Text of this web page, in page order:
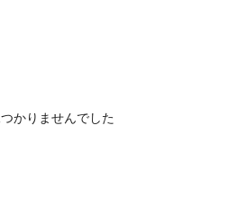
かりませんでした